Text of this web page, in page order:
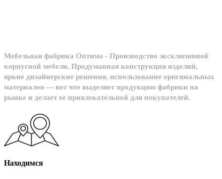
Мебельная фабрика Оптима - Производство эксклюзивной
корпусной мебели. Продуманная конструкция изделий,
яркие дизайнерские решения, использование оригинальных
материалов — вот что выделяет продукцию фабрики на
рынке и делает ее привлекательной для покупателей.
Находимся